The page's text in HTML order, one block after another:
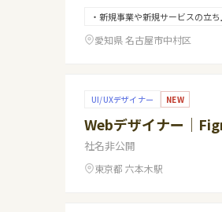
・新規事業や新規サービスの立
愛知県 名古屋市中村区
UI/UXデザイナー NEW
Webデザイナー｜
社名非公開
東京都 六本木駅